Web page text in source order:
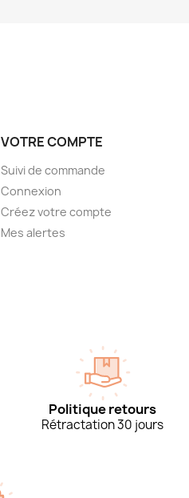
VOTRE COMPTE
Suivi de commande
Connexion
Créez votre compte
Mes alertes
Politique retours
Rétractation 30 jours